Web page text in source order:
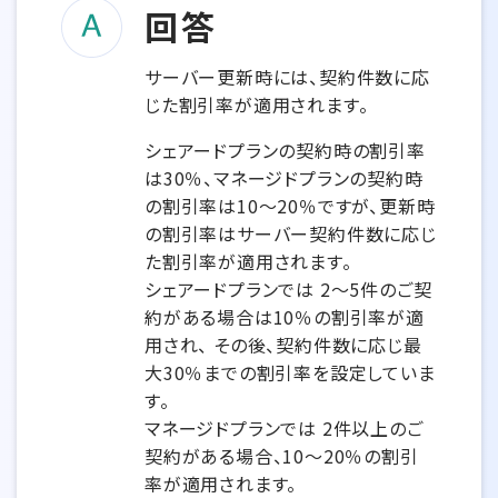
回答
サーバー更新時には、契約件数に応
じた割引率が適用されます。
シェアードプランの契約時の割引率
は30％、マネージドプランの契約時
の割引率は10～20％ですが、更新時
の割引率はサーバー契約件数に応じ
た割引率が適用されます。
シェアードプランでは 2～5件のご契
約がある場合は10％の割引率が適
用され、 その後、契約件数に応じ最
大30％までの割引率を設定していま
す。
マネージドプランでは 2件以上のご
契約がある場合、10～20％の割引
率が適用されます。